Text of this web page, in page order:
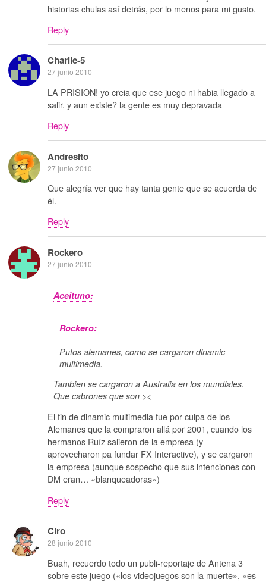
historias chulas así detrás, por lo menos para mi gusto.
Reply
Charlie-5
27 junio 2010
LA PRISION! yo creia que ese juego ni habia llegado a
salir, y aun existe? la gente es muy depravada
Reply
Andresito
27 junio 2010
Que alegría ver que hay tanta gente que se acuerda de
él.
Reply
Rockero
27 junio 2010
Aceituno:
Rockero:
Putos alemanes, como se cargaron dinamic
multimedia.
Tambien se cargaron a Australia en los mundiales.
Que cabrones que son ><
El fin de dinamic multimedia fue por culpa de los
Alemanes que la compraron allá por 2001, cuando los
hermanos Ruíz salieron de la empresa (y
aprovecharon pa fundar FX Interactive), y se cargaron
la empresa (aunque sospecho que sus intenciones con
DM eran… «blanqueadoras»)
Reply
Ciro
28 junio 2010
Buah, recuerdo todo un publi-reportaje de Antena 3
sobre este juego («los videojuegos son la muerte», «es